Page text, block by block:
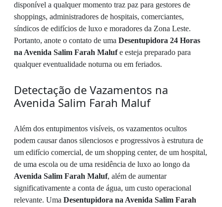
disponível a qualquer momento traz paz para gestores de
shoppings, administradores de hospitais, comerciantes,
síndicos de edifícios de luxo e moradores da Zona Leste.
Portanto, anote o contato de uma Desentupidora 24 Horas
na Avenida Salim Farah Malufe esteja preparado para
qualquer eventualidade noturna ou em feriados.
Detectação de Vazamentos na
Avenida Salim Farah Maluf
Além dos entupimentos visíveis, os vazamentos ocultos
podem causar danos silenciosos e progressivos à estrutura de
um edifício comercial, de um shopping center, de um hospital,
de uma escola ou de uma residência de luxo ao longo da
Avenida Salim Farah Maluf, além de aumentar
significativamente a conta de água, um custo operacional
relevante. Uma Desentupidora na Avenida Salim Farah